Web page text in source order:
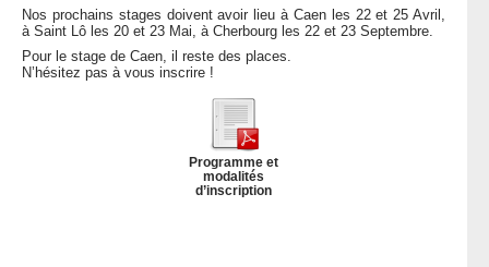
Nos prochains stages doivent avoir lieu à Caen les 22 et 25 Avril,
à Saint Lô les 20 et 23 Mai, à Cherbourg les 22 et 23 Septembre.
Pour le stage de Caen, il reste des places.
N’hésitez pas à vous inscrire !
Programme et
modalités
d’inscription